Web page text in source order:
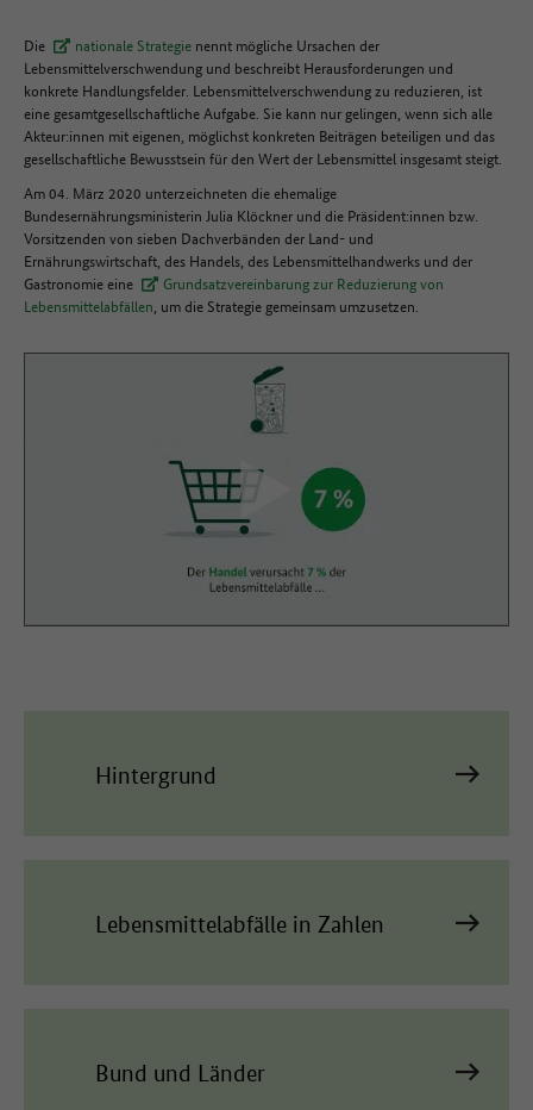
Die nationale Strategie nennt mögliche Ursachen der
Lebensmittelverschwendung und beschreibt Herausforderungen und
konkrete Handlungsfelder. Lebensmittelverschwendung zu reduzieren, ist
eine gesamtgesellschaftliche Aufgabe. Sie kann nur gelingen, wenn sich alle
Akteur:innen mit eigenen, möglichst konkreten Beiträgen beteiligen und das
gesellschaftliche Bewusstsein für den Wert der Lebensmittel insgesamt steigt.
Am 04. März 2020 unterzeichneten die ehemalige
Bundesernährungsministerin Julia Klöckner und die Präsident:innen bzw.
Vorsitzenden von sieben Dachverbänden der Land- und
Ernährungswirtschaft, des Handels, des Lebensmittelhandwerks und der
Gastronomie eine
Grundsatzvereinbarung zur Reduzierung von
Lebensmittelabfällen, um die Strategie gemeinsam umzusetzen.
Hintergrund
Lebensmittelabfälle in Zahlen
Bund und Länder